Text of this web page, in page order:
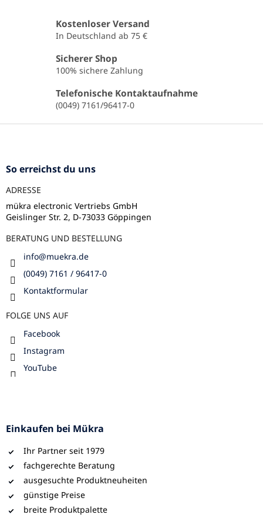
e
u
e
e
l
e
m
e
n
i
s
t
Kostenloser Versand
In Deutschland ab 75 €
Sicherer Shop
100% sichere Zahlung
Telefonische Kontaktaufnahme
(0049) 7161/96417-0
F
So erreichst du uns
ADRESSE
mükra electronic Vertriebs GmbH
Geislinger Str. 2, D-73033 Göppingen
BERATUNG UND BESTELLUNG
info@muekra.de
(0049) 7161 / 96417-0
Kontaktformular
FOLGE UNS AUF
Facebook
Instagram
YouTube
Einkaufen bei Mükra
Ihr Partner seit 1979
fachgerechte Beratung
ausgesuchte Produktneuheiten
günstige Preise
breite Produktpalette